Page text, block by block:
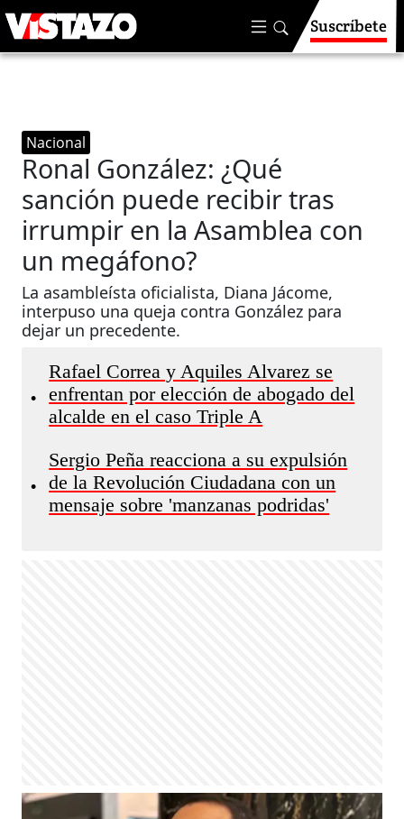
Suscríbete
Nacional
Ronal González: ¿Qué
sanción puede recibir tras
irrumpir en la Asamblea con
un megáfono?
La asambleísta oficialista, Diana Jácome,
interpuso una queja contra González para
dejar un precedente.
•
Rafael Correa y Aquiles Alvarez se
enfrentan por elección de abogado del
alcalde en el caso Triple A
•
Sergio Peña reacciona a su expulsión
de la Revolución Ciudadana con un
mensaje sobre 'manzanas podridas'